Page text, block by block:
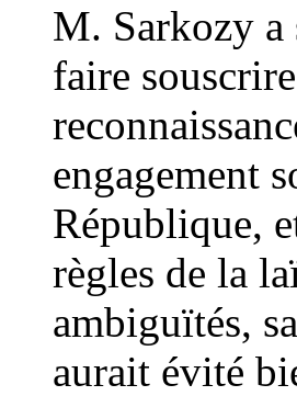
M. Sarkozy
faire
engagement
République,
règles de la
ambiguïtés,
aurait évité